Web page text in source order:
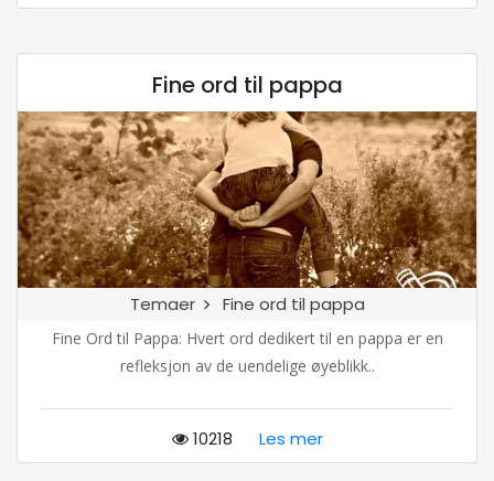
Fine ord til pappa
Temaer Fine ord til pappa
Fine Ord til Pappa: Hvert ord dedikert til en pappa er en
refleksjon av de uendelige øyeblikk..
10218 Les mer